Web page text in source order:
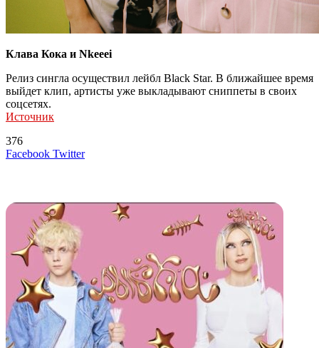
Клава Кока и Nkeeei
Релиз сингла осуществил лейбл Black Star. В ближайшее время
выйдет клип, артисты уже выкладывают сниппеты в своих
соцсетях.
Источник
376
Facebook TwitterLinkedIn
Tumblr
Reddit
Вконтакте
Одноклассники
Skype
Messenger
Messenger
WhatsApp
Telegram
Viber
Line
Поделиться
Печатать